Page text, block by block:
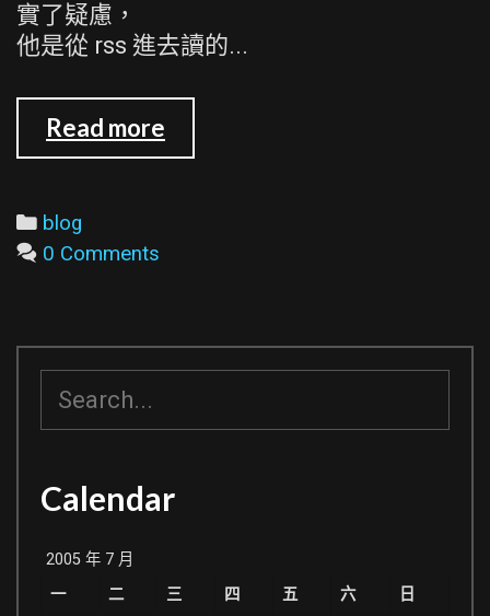
實了疑慮，
他是從 rss 進去讀的...
Read more
議
核
心
出
的
白
Categories
blog
0 Comments
Calendar
2005 年 7 月
一
二 三 四 五 六 日